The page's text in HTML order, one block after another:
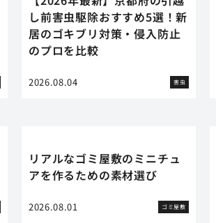
し前害虫駆除おすすめ5選！新
居のゴキブリ対策・侵入防止
のプロを比較
2026.08.04 害虫
リアルなゴミ屋敷のミニチュ
アを作るための素材選び
2026.08.01 ゴミ屋敷